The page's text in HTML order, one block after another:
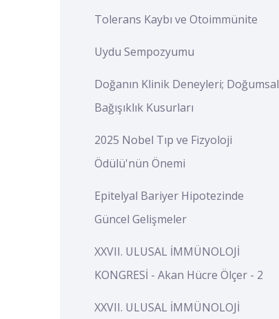
Tolerans Kaybı ve Otoimmünite
Uydu Sempozyumu
Doğanın Klinik Deneyleri; Doğumsal
Bağışıklık Kusurları
2025 Nobel Tıp ve Fizyoloji
Ödülü'nün Önemi
Epitelyal Bariyer Hipotezinde
Güncel Gelişmeler
XXVII. ULUSAL İMMÜNOLOJİ
KONGRESİ - Akan Hücre Ölçer - 2
XXVII. ULUSAL İMMÜNOLOJİ